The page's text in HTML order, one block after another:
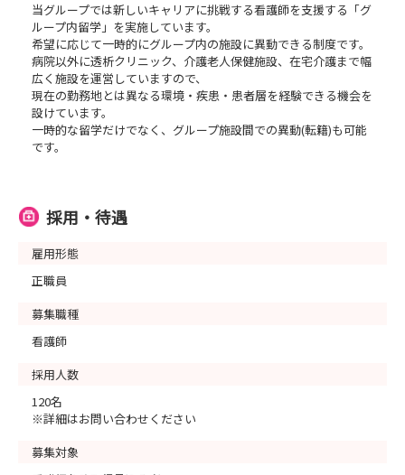
当グループでは新しいキャリアに挑戦する看護師を支援する「グ
ループ内留学」を実施しています。
希望に応じて一時的にグループ内の施設に異動できる制度です。
病院以外に透析クリニック、介護老人保健施設、在宅介護まで幅
広く施設を運営していますので、
現在の勤務地とは異なる環境・疾患・患者層を経験できる機会を
設けています。
一時的な留学だけでなく、グループ施設間での異動(転籍)も可能
です。
採用・待遇
雇用形態
正職員
募集職種
看護師
採用人数
120名
※詳細はお問い合わせください
募集対象